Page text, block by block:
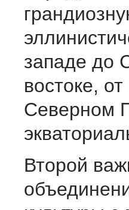
западе до
востоке,
Северном
Второй